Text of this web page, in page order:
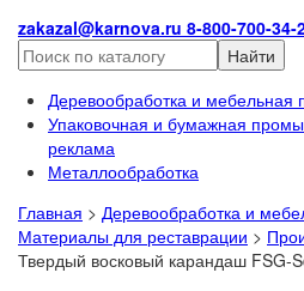
zakazal@karnova.ru 8-800-700-34-
Найти
Деревообработка и
Упаковочная и бумажная
реклама
Металлообработка
Главная > Деревообработка и
Материалы для реставрации >
Твердый восковый карандаш FSG-